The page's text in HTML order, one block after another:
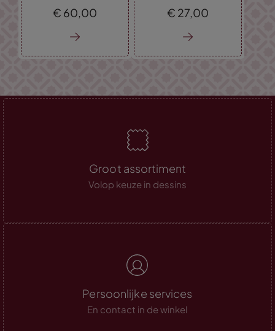
€ 60, 00
€ 27, 00
Groot assortiment
Volop keuze in dessins
Persoonlijke services
En contact in de winkel